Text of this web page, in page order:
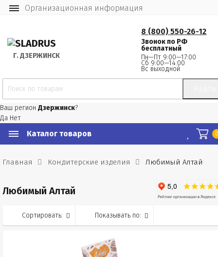
Организационная информация
Г. ДЗЕРЖИНСК
8 (800) 550-26-12
Звонок по РФ
бесплатный
Пн—Пт 9:00—17:00
Сб 9:00—14:00
Вс выходной
Ваш регион Дзержинск?
Да Нет
Каталог товаров
Главная Кондитерские изделия Любимый Алтай
Любимый Алтай
Сортировать: Показывать по: